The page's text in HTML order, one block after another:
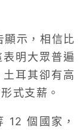
顯示，相信比
明大眾普遍
耳其卻有高
式支薪。
12 個國家，